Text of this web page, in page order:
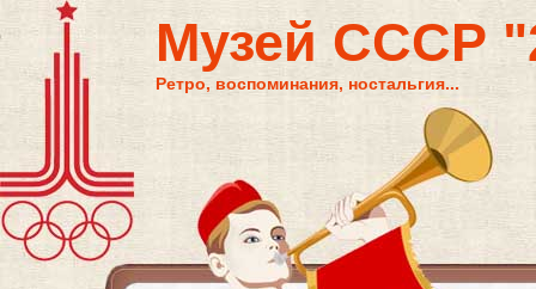
Музей СССР
Ретро, воспоминания, ностальгия...